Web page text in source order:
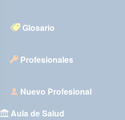
Glosario
Profesionales
Nuevo Profesional
Aula de Salud